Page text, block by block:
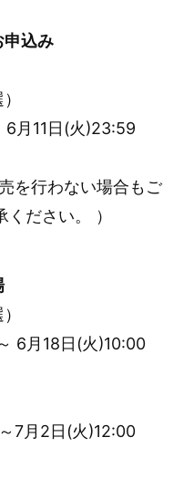
申込み
6月11日(火)23:59
を行わない場合もご
ださい。 ）
6月18日(火)10:00
7月2日(火)12:00